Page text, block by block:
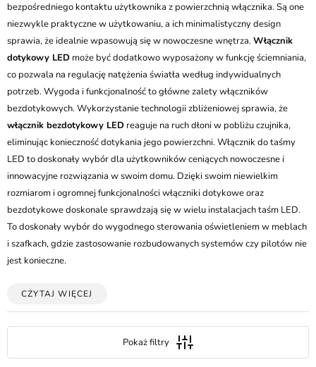
bezpośredniego kontaktu użytkownika z powierzchnią włącznika. Są one
niezwykle praktyczne w użytkowaniu, a ich minimalistyczny design
sprawia, że idealnie wpasowują się w nowoczesne wnętrza.Włącznik
dotykowy LED może być dodatkowo wyposażony w funkcję ściemniania,
co pozwala na regulację natężenia światła według indywidualnych
potrzeb. Wygoda i funkcjonalność to główne zalety włączników
bezdotykowych. Wykorzystanie technologii zbliżeniowej sprawia, że
włącznik bezdotykowy LED reaguje na ruch dłoni w pobliżu czujnika,
eliminując konieczność dotykania jego powierzchni. Włącznik do taśmy
LED to doskonały wybór dla użytkowników ceniących nowoczesne i
innowacyjne rozwiązania w swoim domu. Dzięki swoim niewielkim
rozmiarom i ogromnej funkcjonalności włączniki dotykowe oraz
bezdotykowe doskonale sprawdzają się w wielu instalacjach taśm LED.
To doskonały wybór do wygodnego sterowania oświetleniem w meblach
i szafkach, gdzie zastosowanie rozbudowanych systemów czy pilotów nie
jest konieczne.
CZYTAJ WIĘCEJ
Pokaż filtry